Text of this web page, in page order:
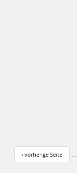
‹ vorherige Seite …